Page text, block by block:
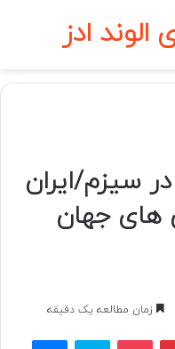
ادز
سیزم/ایران
های جهان
زمان مطالعه یک دقیقه
پینتریستپاکت اسکایپ مسنجر